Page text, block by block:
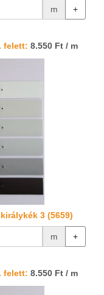
m +
felett: 8.550 Ft / m
3 (5659)
m +
felett: 8.550 Ft / m